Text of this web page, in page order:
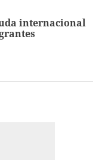
internacional